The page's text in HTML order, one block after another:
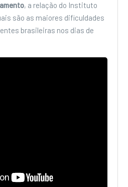
, a relação do Instituto
são as maiores dificuldades
brasileiras nos dias de